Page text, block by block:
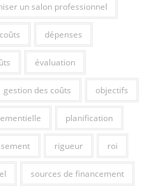
un salon professionnel
dépenses
évaluation
gestion des coûts objectifs
planification
rigueur roi
sources de financement